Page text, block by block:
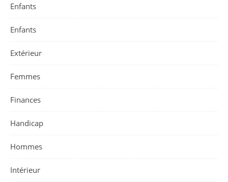
Enfants
Enfants
Extérieur
Femmes
Finances
Handicap
Hommes
Intérieur